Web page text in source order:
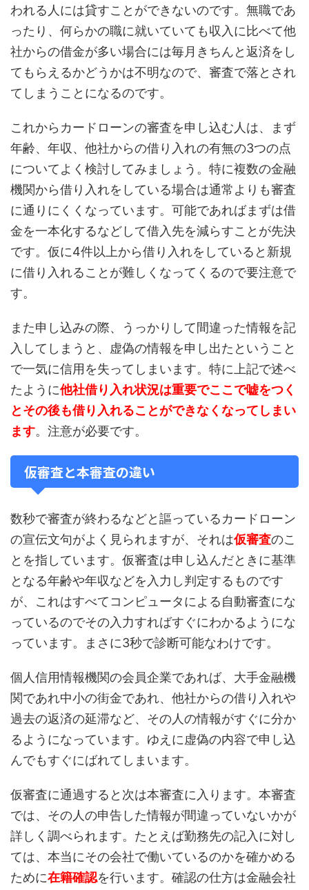
われる人には貸すことができないのです。無職であ
ったり、何らかの職に就いていても収入に比べて他
社からの借金が多い場合には毎月きちんと返済をし
てもらえるかどうかは不明なので、審査で落とされ
てしまうことになるのです。
これからカードローンの審査を申し込む人は、まず
年齢、年収、他社からの借り入れの有無の3つの点
についてよく検討してみましょう。特に複数の金融
機関から借り入れをしている場合は通常よりも審査
に通りにくくなっています。可能であればまずは借
金を一本化するなどして借入先を減らすことが先決
です。仮に4件以上から借り入れをしていると新規
に借り入れることが難しくなってくるので要注意で
す。
また申し込みの際、うっかりして間違った情報を記
入してしまうと、虚偽の情報を申し出たということ
で一気に信用を失ってしまいます。特に上記で述べ
たように他社借り入れ状況は重要でここで嘘をつく
とその後も借り入れることができなくなってしまい
ます。注意が必要です。
仮審査と本審査の違い
数秒で審査が終わるなどと謳っているカードローン
の宣伝文句がよく見られますが、それは仮審査のこ
とを指しています。仮審査は申し込んだときに基準
となる年齢や年収などを入力し判定するものです
が、これはすべてコンピュータによる自動審査にな
っているのでその入力すればすぐにわかるようにな
っています。まさに3秒で診断可能なわけです。
個人信用情報機関の会員企業であれば、大手金融機
関であれ中小の街金であれ、他社からの借り入れや
過去の返済の延滞など、その人の情報がすぐに分か
るようになっています。ゆえに虚偽の内容で申し込
んでもすぐにばれてしまいます。
仮審査に通過すると次は本審査に入ります。本審査
では、その人の申告した情報が間違っていないかが
詳しく調べられます。たとえば勤務先の記入に対し
ては、本当にその会社で働いているのかを確かめる
ために在籍確認を行います。確認の仕方は金融会社